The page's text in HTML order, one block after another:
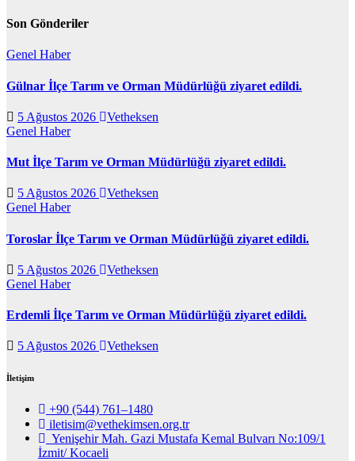
Son Gönderiler
Genel Haber
Gülnar İlçe Tarım ve Orman Müdürlüğü ziyaret edildi.
5 Ağustos 2026
Vetheksen
Genel Haber
Mut İlçe Tarım ve Orman Müdürlüğü ziyaret edildi.
5 Ağustos 2026
Vetheksen
Genel Haber
Toroslar İlçe Tarım ve Orman Müdürlüğü ziyaret edildi.
5 Ağustos 2026
Vetheksen
Genel Haber
Erdemli İlçe Tarım ve Orman Müdürlüğü ziyaret edildi.
5 Ağustos 2026 Vetheksen
İletişim
+90 (544) 761–1480
iletisim@vethekimsen.org.tr
Yenişehir Mah. Gazi Mustafa Kemal Bulvarı No:109/1
İzmit/ Kocaeli